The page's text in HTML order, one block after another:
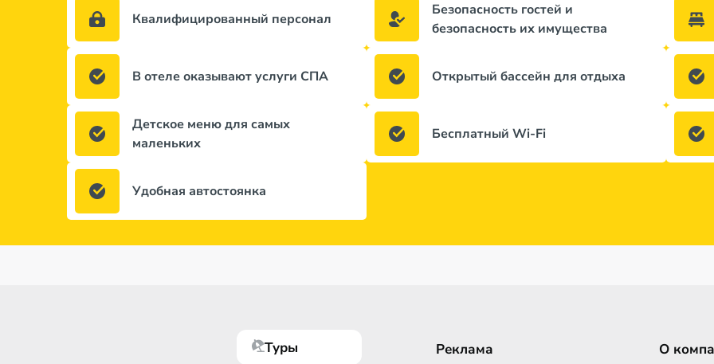
Квалифицированный персонал
Безопасность гостей и
безопасность их имущества
В отеле оказывают услуги СПА Открытый бассейн для отдыха
Детское меню для самых
маленьких
Бесплатный Wi-Fi
Удобная автостоянка
Туры Реклама О